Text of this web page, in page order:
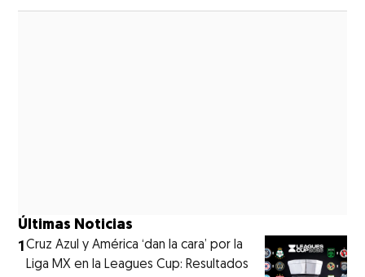
Últimas Noticias
1Cruz Azul y América ‘dan la cara’ por la
Liga MX en la Leagues Cup: Resultados